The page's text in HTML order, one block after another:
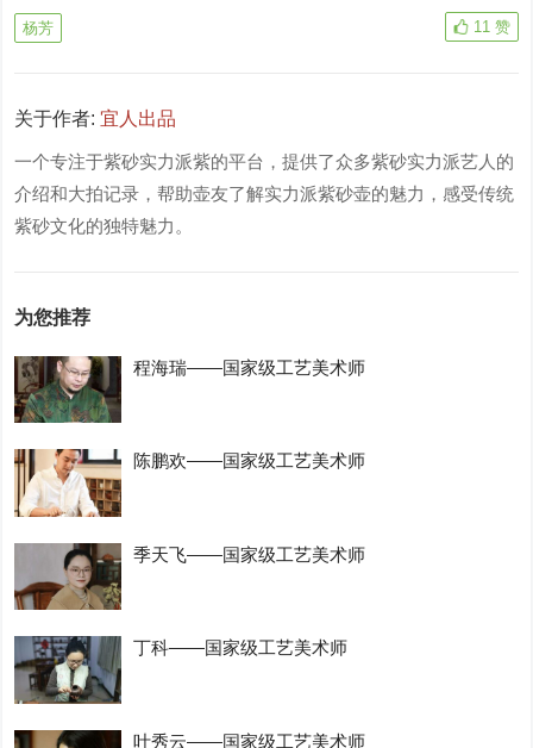
杨芳 11 赞
关于作者:宜人出品
一个专注于紫砂实力派紫的平台，提供了众多紫砂实力派艺人的
介绍和大拍记录，帮助壶友了解实力派紫砂壶的魅力，感受传统
紫砂文化的独特魅力。
为您推荐
程海瑞——国家级工艺美术师
陈鹏欢——国家级工艺美术师
季天飞——国家级工艺美术师
丁科——国家级工艺美术师
叶秀云——国家级工艺美术师